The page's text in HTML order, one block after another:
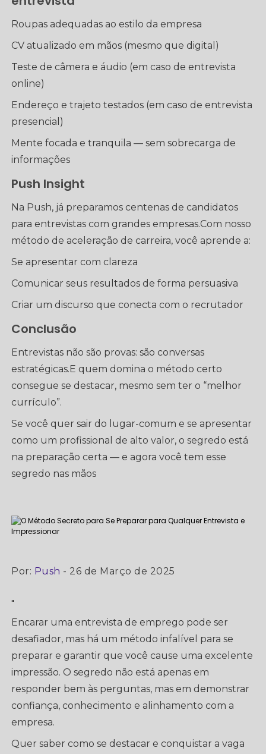
Roupas adequadas ao estilo da empresa
CV atualizado em mãos (mesmo que digital)
Teste de câmera e áudio (em caso de entrevista
online)
Endereço e trajeto testados (em caso de entrevista
presencial)
Mente focada e tranquila — sem sobrecarga de
informações
Push Insight
Na Push, já preparamos centenas de candidatos
para entrevistas com grandes empresas.Com nosso
método de aceleração de carreira, você aprende a:
Se apresentar com clareza
Comunicar seus resultados de forma persuasiva
Criar um discurso que conecta com o recrutador
Conclusão
Entrevistas não são provas: são conversas
estratégicas.E quem domina o método certo
consegue se destacar, mesmo sem ter o “melhor
currículo”.
Se você quer sair do lugar-comum e se apresentar
como um profissional de alto valor, o segredo está
na preparação certa — e agora você tem esse
segredo nas mãos
Por: Push - 26 de Março de 2025
"
Encarar uma entrevista de emprego pode ser
desafiador, mas há um método infalível para se
preparar e garantir que você cause uma excelente
impressão. O segredo não está apenas em
responder bem às perguntas, mas em demonstrar
confiança, conhecimento e alinhamento com a
empresa.
Quer saber como se destacar e conquistar a vaga